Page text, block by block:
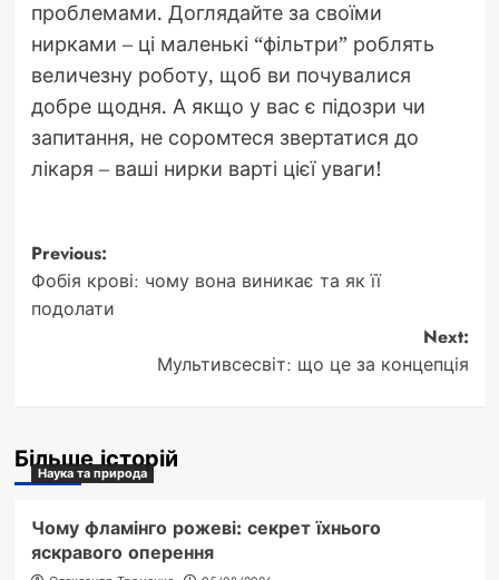
проблемами. Доглядайте за своїми
нирками – ці маленькі “фільтри” роблять
величезну роботу, щоб ви почувалися
добре щодня. А якщо у вас є підозри чи
запитання, не соромтеся звертатися до
лікаря – ваші нирки варті цієї уваги!
Post
navigation
Previous:
Фобія крові: чому вона виникає та як її
подолати
Next:
Мультивсесвіт: що це за концепція
Більше історій
Наука та природа
Чому фламінго рожеві: секрет їхнього
яскравого оперення